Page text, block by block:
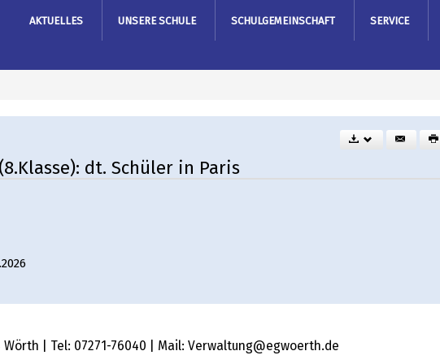
AKTUELLES UNSERE SCHULE SCHULGEMEINSCHAFT SERVICE
dt. Schüler in Paris
Wörth | Tel: 07271-76040 | Mail: Verwaltung@egwoerth.de